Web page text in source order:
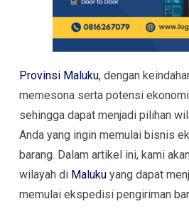
Provinsi Maluku, dengan
memesona serta potensi
sehingga dapat menjadi pilihan
Anda yang ingin memulai bisnis
barang. Dalam artikel ini, kami
wilayah di Maluku yang dapat
memulai ekspedisi pengiriman